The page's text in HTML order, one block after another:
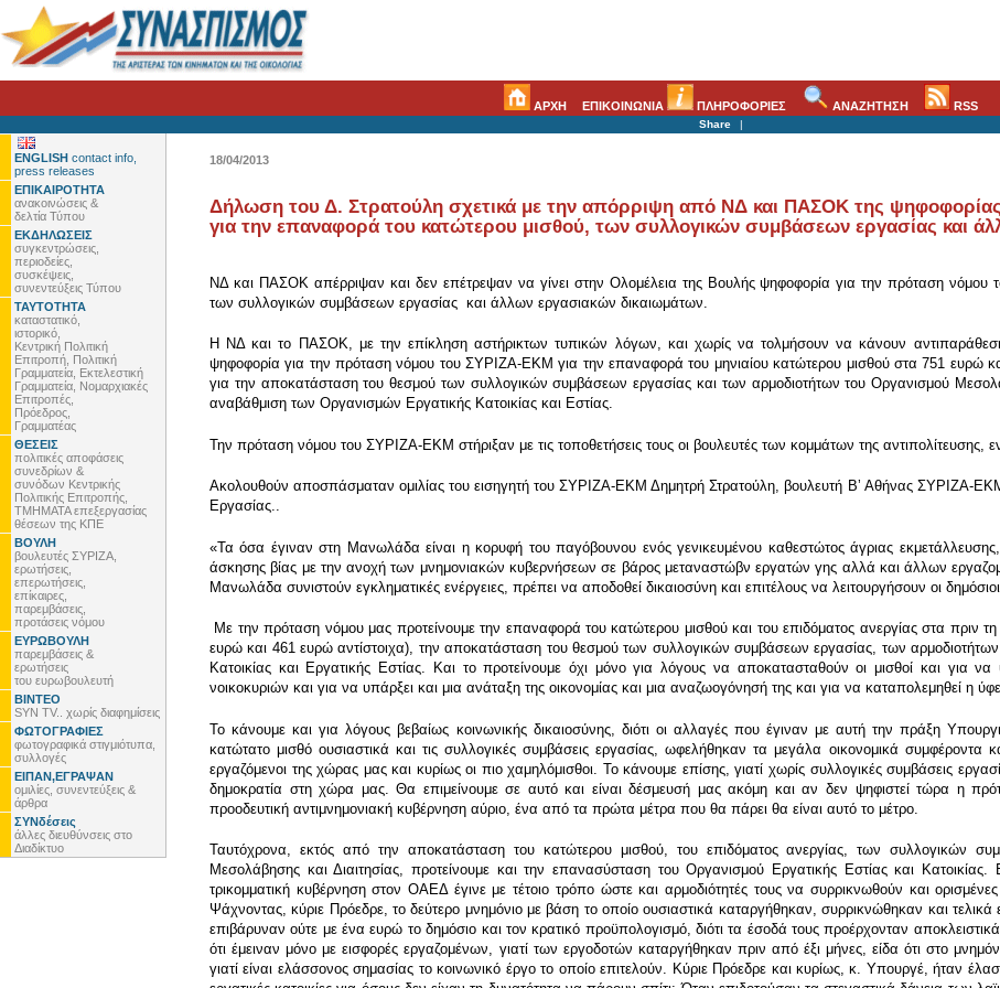
ΑΡΧΗ ΕΠΙΚΟΙΝΩΝΙΑ ΠΛΗΡΟΦΟΡΙΕΣ ΑΝΑΖΗΤΗΣΗ RSS
Share |
ENGLISH contact info,
press releases
ΕΠΙΚΑΙΡΟΤΗΤΑ
ανακοινώσεις &
δελτία Τύπου
ΕΚΔΗΛΩΣΕΙΣ
συγκεντρώσεις,
περιοδείες,
συσκέψεις,
συνεντεύξεις Τύπου
ΤΑΥΤΟΤΗΤΑ
καταστατικό,
ιστορικό,
Κεντρική Πολιτική
Επιτροπή, Πολιτική
Γραμματεία, Εκτελεστική
Γραμματεία, Νομαρχιακές
Επιτροπές,
Πρόεδρος,
Γραμματέας
ΘΕΣΕΙΣ
πολιτικές αποφάσεις
συνεδρίων &
συνόδων Κεντρικής
Πολιτικής Επιτροπής,
ΤΜΗΜΑΤΑ επεξεργασίας
θέσεων της ΚΠΕ
ΒΟΥΛΗ
βουλευτές ΣΥΡΙΖΑ,
ερωτήσεις,
επερωτήσεις,
επίκαιρες,
παρεμβάσεις,
προτάσεις νόμου
ΕΥΡΩΒΟΥΛΗ
παρεμβάσεις &
ερωτήσεις
του ευρωβουλευτή
ΒΙΝΤΕΟ
SYN TV.. χωρίς διαφημίσεις
ΦΩΤΟΓΡΑΦΙΕΣ
φωτογραφικά στιγμιότυπα,
συλλογές
ΕΙΠΑΝ,ΕΓΡΑΨΑΝ
ομιλίες, συνεντεύξεις &
άρθρα
ΣΥΝδέσεις
άλλες διευθύνσεις στο
Διαδίκτυο
18/04/2013
Δήλωση του Δ. Στρατούλη σχετικά με την απόρριψη από ΝΔ και ΠΑΣΟΚ της
για την επαναφορά του κατώτερου μισθού, των συλλογικών συμβάσεων εργασίας και
ΝΔ και ΠΑΣΟΚ απέρριψαν και δεν επέτρεψαν να γίνει στην Ολομέλεια της Βουλής ψηφοφορία για την πρόταση
των συλλογικών συμβάσεων εργασίας και άλλων εργασιακών δικαιωμάτων.
Η ΝΔ και το ΠΑΣΟΚ, με την επίκληση αστήρικτων τυπικών λόγων, και χωρίς να τολμήσουν να κάνουν
ψηφοφορία για την πρόταση νόμου του ΣΥΡΙΖΑ-ΕΚΜ για την επαναφορά του μηνιαίου κατώτερου μισθού στα 751 ευρώ
για την αποκατάσταση του θεσμού των συλλογικών συμβάσεων εργασίας και των αρμοδιοτήτων του Οργανισμού
αναβάθμιση των Οργανισμών Εργατικής Κατοικίας και Εστίας.
Την πρόταση νόμου του ΣΥΡΙΖΑ-ΕΚΜ στήριξαν με τις τοποθετήσεις τους οι βουλευτές των κομμάτων της
Ακολουθούν αποσπάσματαν ομιλίας του εισηγητή του ΣΥΡΙΖΑ-ΕΚΜ Δημητρή Στρατούλη, βουλευτή Βʼ Αθήνας ΣΥΡΙΖΑ-
Εργασίας..
«Τα όσα έγιναν στη Μανωλάδα είναι η κορυφή του παγόβουνου ενός γενικευμένου καθεστώτος άγριας
άσκησης βίας με την ανοχή των μνημονιακών κυβερνήσεων σε βάρος μεταναστώβν εργατών γης αλλά και άλλων
Μανωλάδα συνιστούν εγκληματικές ενέργειες, πρέπει να αποδοθεί δικαιοσύνη και επιτέλους να λειτουργήσουν οι δημόσιοι
Με την πρόταση νόμου μας προτείνουμε την επαναφορά του κατώτερου μισθού και του επιδόματος ανεργίας στα πριν
ευρώ και 461 ευρώ αντίστοιχα), την αποκατάσταση του θεσμού των συλλογικών συμβάσεων εργασίας, των
Κατοικίας και Εργατικής Εστίας. Και το προτείνουμε όχι μόνο για λόγους να αποκατασταθούν οι μισθοί και για
νοικοκυριών και για να υπάρξει και μια ανάταξη της οικονομίας και μια αναζωογόνησή της και για να καταπολεμηθεί η
Το κάνουμε και για λόγους βεβαίως κοινωνικής δικαιοσύνης, διότι οι αλλαγές που έγιναν με αυτή την πράξη
κατώτατο μισθό ουσιαστικά και τις συλλογικές συμβάσεις εργασίας, ωφελήθηκαν τα μεγάλα οικονομικά
εργαζόμενοι της χώρας μας και κυρίως οι πιο χαμηλόμισθοι. Το κάνουμε επίσης, γιατί χωρίς συλλογικές συμβάσεις
δημοκρατία στη χώρα μας. Θα επιμείνουμε σε αυτό και είναι δέσμευσή μας ακόμη και αν δεν ψηφιστεί τώρα η
προοδευτική αντιμνημονιακή κυβέρνηση αύριο, ένα από τα πρώτα μέτρα που θα πάρει θα είναι αυτό το μέτρο.
Ταυτόχρονα, εκτός από την αποκατάσταση του κατώτερου μισθού, του επιδόματος ανεργίας, των συλλογικών
Μεσολάβησης και Διαιτησίας, προτείνουμε και την επανασύσταση του Οργανισμού Εργατικής Εστίας και
τρικομματική κυβέρνηση στον ΟΑΕΔ έγινε με τέτοιο τρόπο ώστε και αρμοδιότητές τους να συρρικνωθούν και
Ψάχνοντας, κύριε Πρόεδρε, το δεύτερο μνημόνιο με βάση το οποίο ουσιαστικά καταργήθηκαν, συρρικνώθηκαν και
επιβάρυναν ούτε με ένα ευρώ το δημόσιο και τον κρατικό προϋπολογισμό, διότι τα έσοδά τους προέρχονταν
ότι έμειναν μόνο με εισφορές εργαζομένων, γιατί των εργοδοτών καταργήθηκαν πριν από έξι μήνες, είδα ότι στο
γιατί είναι ελάσσονος σημασίας το κοινωνικό έργο το οποίο επιτελούν. Κύριε Πρόεδρε και κυρίως, κ. Υπουργέ, ήταν